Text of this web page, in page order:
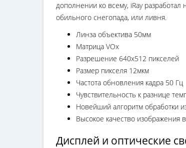
дополнении ко всему, iRay
обильного снегопада, или ливня.
Линза объектива 50мм
Матрица VOx
Разрешение 640х512 пикселей
Размер пикселя 12мкм
Частота обновления кадра 50 Гц
Чувствительность к разнице
Новейший алгоритм обработки
Высокое качество изображения
Дисплей и оптические